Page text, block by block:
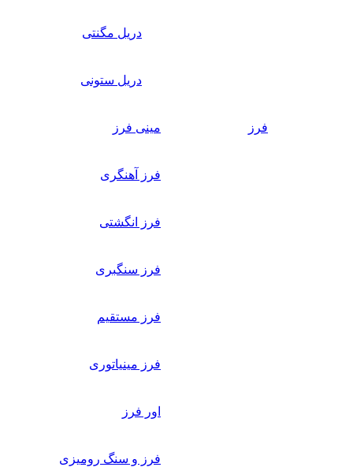
دریل مگنتی
دریل ستونی
فرز مینی فرز
فرز آهنگری
فرز انگشتی
فرز سنگبری
فرز مستقیم
فرز مینیاتوری
اور فرز
فرز و سنگ رومیزی